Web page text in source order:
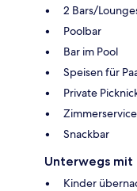
2 Bars/
Poolbar
Bar im Pool
Speisen für
Private
Snackbar
Unterwegs mit
Kinder